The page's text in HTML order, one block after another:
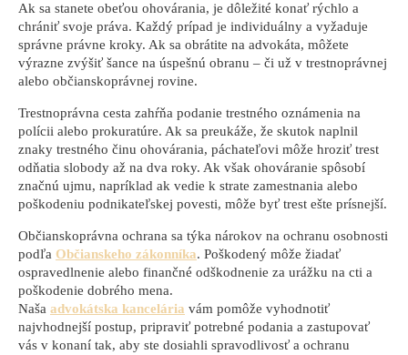
Ak sa stanete obeťou ohovárania, je dôležité konať rýchlo a
chrániť svoje práva. Každý prípad je individuálny a vyžaduje
správne právne kroky. Ak sa obrátite na advokáta, môžete
výrazne zvýšiť šance na úspešnú obranu – či už v trestnoprávnej
alebo občianskoprávnej rovine.
Trestnoprávna cesta zahŕňa podanie trestného oznámenia na
polícii alebo prokuratúre. Ak sa preukáže, že skutok naplnil
znaky trestného činu ohovárania, páchateľovi môže hroziť trest
odňatia slobody až na dva roky. Ak však ohováranie spôsobí
značnú ujmu, napríklad ak vedie k strate zamestnania alebo
poškodeniu podnikateľskej povesti, môže byť trest ešte prísnejší.
Občianskoprávna ochrana sa týka nárokov na ochranu osobnosti
podľa Občianskeho zákonníka. Poškodený môže žiadať
ospravedlnenie alebo finančné odškodnenie za urážku na cti a
poškodenie dobrého mena.
Naša advokátska kancelária vám pomôže vyhodnotiť
najvhodnejší postup, pripraviť potrebné podania a zastupovať
vás v konaní tak, aby ste dosiahli spravodlivosť a ochranu